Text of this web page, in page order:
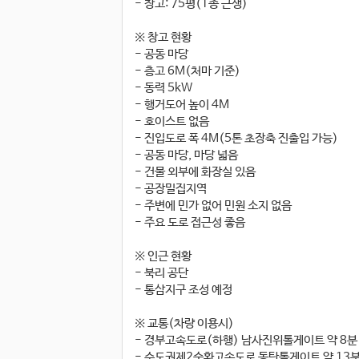
- 창고: 75평(1종 근생)
※ 창고 현황
- 공동 마당
- 층고 6M(처마 기준)
- 동력 5kW
- 행거도어 높이 4M
- 호이스트 없음
- 진입도로 폭 4M(5톤 초장축 진출입 가능)
- 공동 마당, 마당 넓음
- 건물 외부에 화장실 있음
- 공장밀집지역
- 주변에 민가 없어 민원 소지 없음
- 주요 도로 접근성 좋음
※ 인근 현황
- 북리 공단
- 통삼지구 조성 예정
※ 교통(차량 이용시)
- 경부고속도로(하행) 남사진위톨게이트 약 8분